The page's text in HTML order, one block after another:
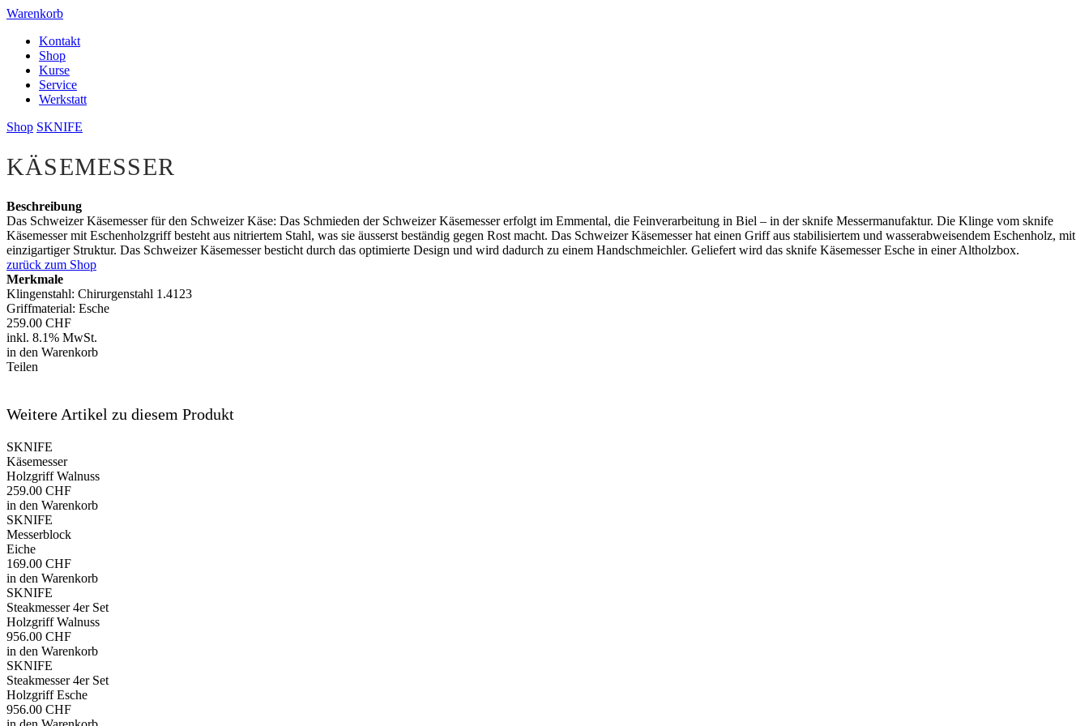
Warenkorb
Kontakt
Shop
Kurse
Service
Werkstatt
Shop SKNIFE
KÄSEMESSER
Beschreibung
Das Schweizer Käsemesser für den Schweizer Käse: Das Schmieden der Schweizer Käsemesser erfolgt im Emmental, die Feinverarbeitung in Biel – in der sknife Messermanufaktur. Die Klinge vom sknife
Käsemesser mit Eschenholzgriff besteht aus nitriertem Stahl, was sie äusserst beständig gegen Rost macht. Das Schweizer Käsemesser hat einen Griff aus stabilisiertem und wasserabweisendem Eschenholz, mit
einzigartiger Struktur. Das Schweizer Käsemesser besticht durch das optimierte Design und wird dadurch zu einem Handschmeichler. Geliefert wird das sknife Käsemesser Esche in einer Altholzbox.
zurück zum Shop
Merkmale
Klingenstahl: Chirurgenstahl 1.4123
Griffmaterial: Esche
259.00 CHF
inkl. 8.1% MwSt.
in den Warenkorb
Teilen
Weitere Artikel zu diesem Produkt
SKNIFE
Käsemesser
Holzgriff Walnuss
259.00 CHF
in den Warenkorb
SKNIFE
Messerblock
Eiche
169.00 CHF
in den Warenkorb
SKNIFE
Steakmesser 4er Set
Holzgriff Walnuss
956.00 CHF
in den Warenkorb
SKNIFE
Steakmesser 4er Set
Holzgriff Esche
956.00 CHF